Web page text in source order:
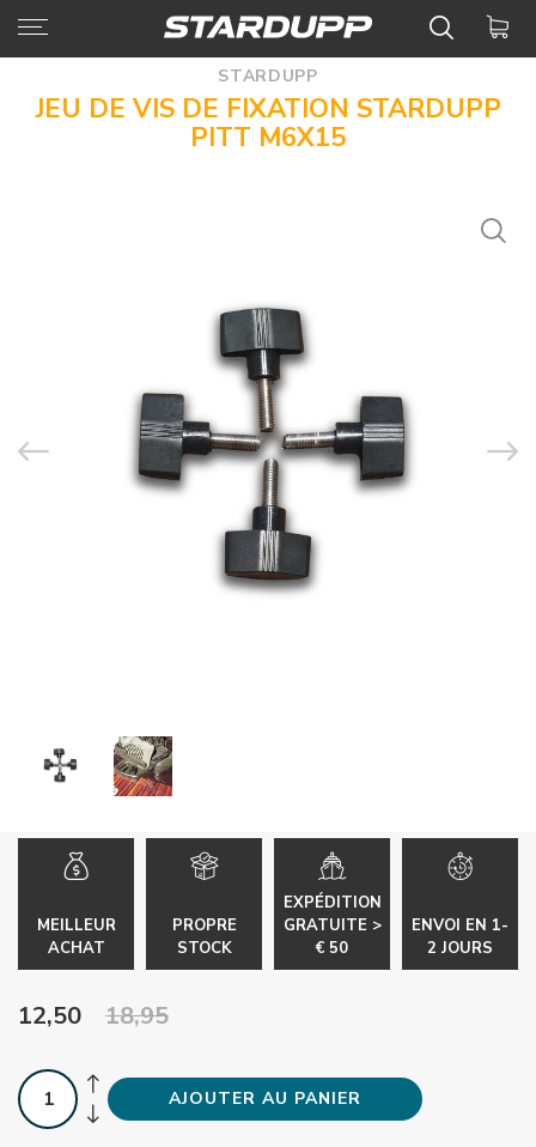
STARDUPP
JEU DE VIS DE FIXATION STARDUPP
PITT M6X15
MEILLEUR
ACHAT
PROPRE
STOCK
EXPÉDITION
GRATUITE >
€ 50
ENVOI EN 1-
2 JOURS
12,50 18,95
AJOUTER AU PANIER